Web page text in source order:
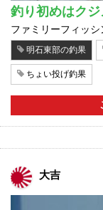
釣り初めはク
ファミリーフィッ
明石東部の釣果
ちょい投げ釣果
大吉